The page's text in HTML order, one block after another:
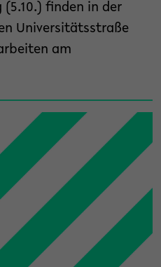
finden in der
Universitätsstraße
am